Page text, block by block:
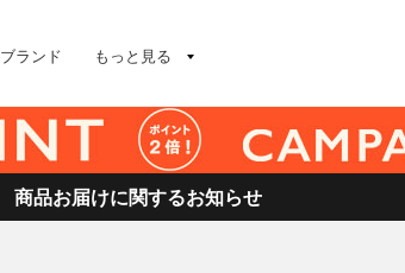
ブランド もっと見る
商品お届けに関するお知らせ